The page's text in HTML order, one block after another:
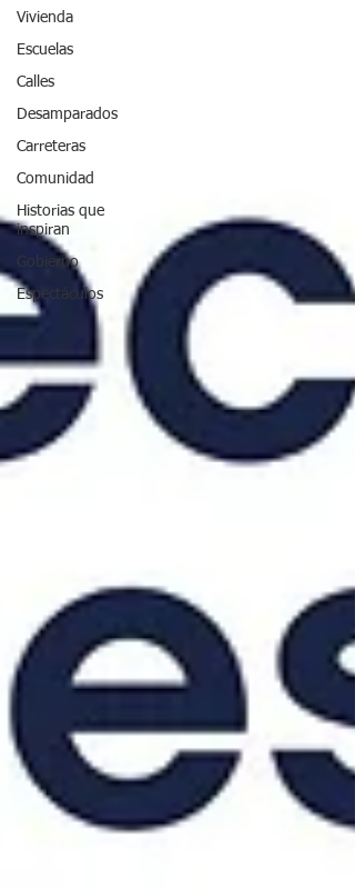
Vivienda
Escuelas
Calles
Desamparados
Carreteras
Comunidad
Historias que
inspiran
Gobierno
Espectáculos